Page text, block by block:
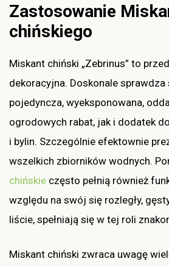
Zastosowanie
chińskiego
Miskant chiński „Zebrinus” to
dekoracyjna. Doskonale
pojedyncza, wyeksponowana,
ogrodowych rabat, jak i dodatek
i bylin. Szczególnie efektownie
wszelkich zbiorników wodnych.
chińskie często pełnią również
względu na swój się rozległy,
liście, spełniają się w tej roli
Miskant chiński zwraca uwagę